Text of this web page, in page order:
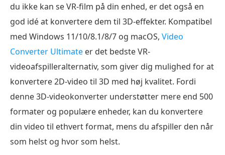
du ikke kan se VR-film på din enhed, er det også en
god idé at konvertere dem til 3D-effekter. Kompatibel
med Windows 11/10/8.1/8/7 og macOS, Video
Converter Ultimate er det bedste VR-
videoafspilleralternativ, som giver dig mulighed for at
konvertere 2D-video til 3D med høj kvalitet. Fordi
denne 3D-videokonverter understøtter mere end 500
formater og populære enheder, kan du konvertere
din video til ethvert format, mens du afspiller den når
som helst og hvor som helst.